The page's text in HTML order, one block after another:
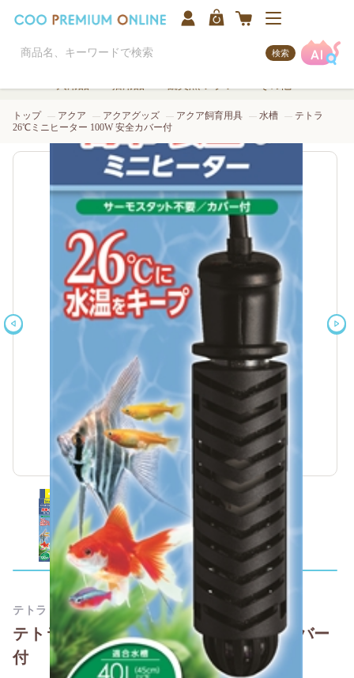
検索
トップ アクア アクアグッズ アクア飼育用具 水槽
テトラ
26℃ミニヒーター 100W 安全カバー付
テトラ 26℃ミニヒーター 100W 安全カバー
付
テトラ